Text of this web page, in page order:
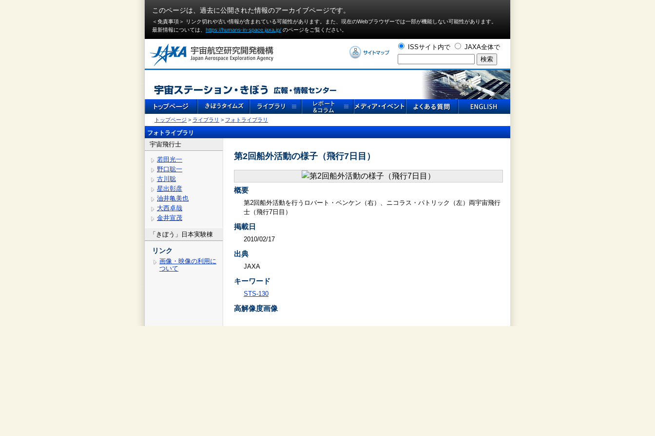
このページは、過去に公開された情報のアーカイブページです。
＜免責事項＞ リンク切れや古い情報が含まれている可能性があります。また、現在のWebブラウザーでは⼀部が機能しない可能性があります。
最新情報については、 https://humans-in-space.jaxa.jp/ のページをご覧ください。
ISSサイト内で JAXA全体で
トップページ > ライブラリ > フォトライブラリ
フォトライブラリ
宇宙飛行士
若田光一
野口聡一
古川聡
星出彰彦
油井亀美也
大西卓哉
金井宣茂
「きぼう」日本実験棟
リンク
画像・映像の利用に
ついて
第2回船外活動の様子（飛行7日目）
概要
第2回船外活動を行うロバート・ベンケン（右）、ニコラス・パトリック（左）両宇宙飛行
士（飛行7日目）
掲載日
2010/02/17
出典
JAXA
キーワード
STS-130
高解像度画像